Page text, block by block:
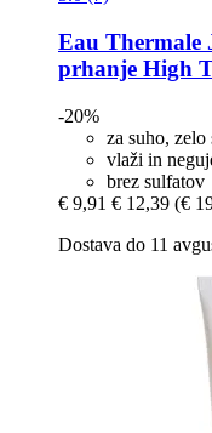
Eau Thermale
prhanje High
-20%
za suho,
vlaži in
brez sulfatov
€ 9,91 € 12,39 (€
Dostava do 11